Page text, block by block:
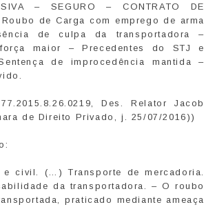
– SEGURO – CONTRATO DE
Roubo de Carga com emprego de arma
de culpa da transportadora –
maior – Precedentes do STJ e
de improcedência mantida –
Des. Relator Jacob
de Direito Privado, j. 25/07/2016))
civil. (…) Transporte de mercadoria.
da transportadora. – O roubo
praticado mediante ameaça